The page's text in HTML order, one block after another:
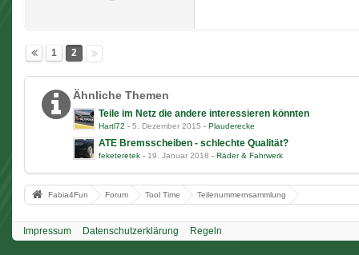
1 2
Ähnliche Themen
Teile im Netz die andere interessieren könnten
Hartl72 - 5. Dezember 2015 - Plauderecke
ATE Bremsscheiben - schlechte Qualität?
feketeretek - 19. Januar 2018 - Räder & Fahrwerk
Fabia4Fun Forum Tool Time Teilenummernsammlung
Impressum Datenschutzerklärung Regeln